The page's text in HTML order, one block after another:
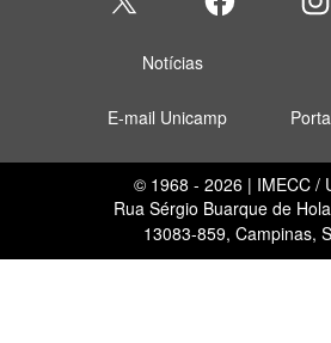
Notícias
E-mail Unicamp
© 1968 - 2026 | IMECC /
Rua Sérgio Buarque de
13083-859, Campinas,